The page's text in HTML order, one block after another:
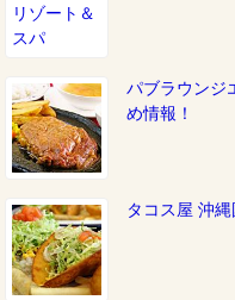
パブラウンジ
め情報！
タコス屋 沖